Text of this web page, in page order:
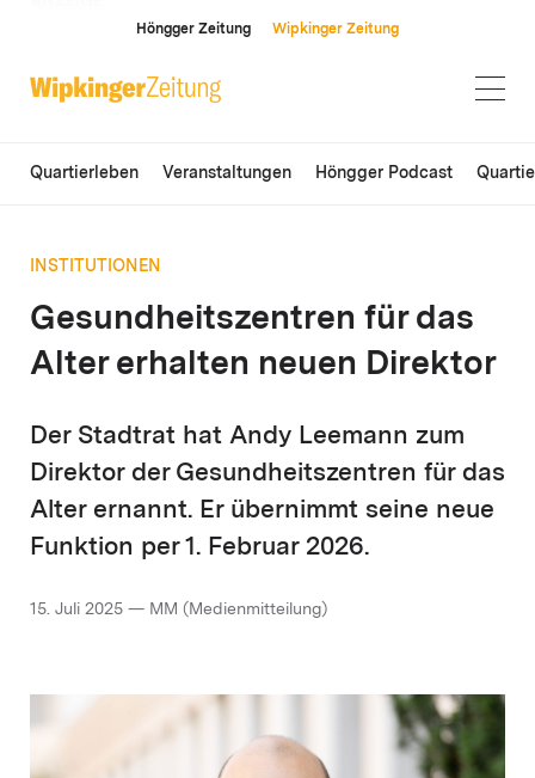
Höngger Zeitung Wipkinger Zeitung
Quartierleben Veranstaltungen Höngger Podcast
INSTITUTIONEN
Gesundheitszentren für das
Alter erhalten neuen Direktor
Der Stadtrat hat Andy Leemann zum
Direktor der Gesundheitszentren für das
Alter ernannt. Er übernimmt seine neue
Funktion per 1. Februar 2026.
15. Juli 2025 — MM (Medienmitteilung)